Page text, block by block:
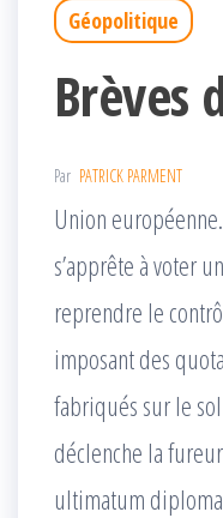
Géopolitique
Brèves
Par PATRICK PARMENT
Union
s’apprête à voter
reprendre le
imposant des
fabriqués sur le
déclenche la
ultimatum